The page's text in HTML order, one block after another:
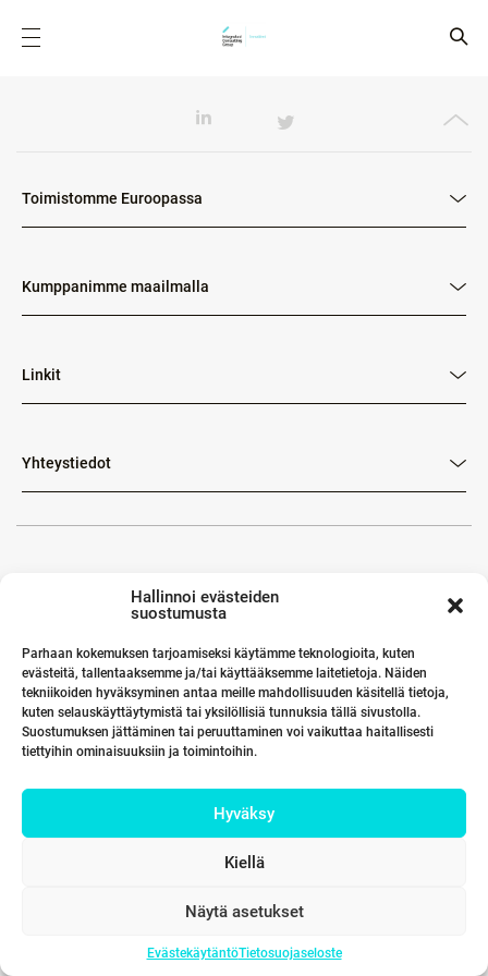
Hallinnoi evästeiden
suostumusta
Parhaan kokemuksen tarjoamiseksi käytämme teknologioita, kuten
evästeitä, tallentaaksemme ja/tai käyttääksemme laitetietoja. Näiden
tekniikoiden hyväksyminen antaa meille mahdollisuuden käsitellä tietoja,
kuten selauskäyttäytymistä tai yksilöllisiä tunnuksia tällä sivustolla.
Suostumuksen jättäminen tai peruuttaminen voi vaikuttaa haitallisesti
tiettyihin ominaisuuksiin ja toimintoihin.
Hyväksy
Kiellä
Näytä asetukset
EvästekäytäntöTietosuojaseloste
Toimistomme Euroopassa
Kumppanimme maailmalla
Linkit
Yhteystiedot